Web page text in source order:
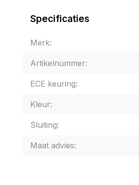
Specificaties
Merk:
Artikelnummer:
ECE keuring:
Kleur:
Sluiting:
Maat advies: